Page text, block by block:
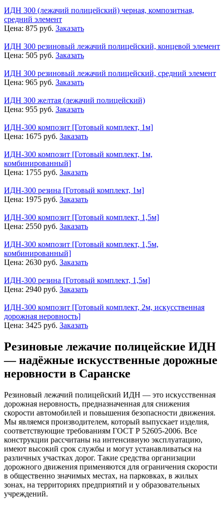
ИДН 300 (лежачий полицейский) черная, композитная,
средний элемент
Цена: 875 руб. Заказать
ИДН 300 резиновый лежачий полицейский, концевой элемент
Цена: 505 руб. Заказать
ИДН 300 резиновый лежачий полицейский, средний элемент
Цена: 965 руб. Заказать
ИДН 300 желтая (лежачий полицейский)
Цена: 955 руб. Заказать
ИДН-300 композит [Готовый комплект, 1м]
Цена: 1675 руб. Заказать
ИДН-300 композит [Готовый комплект, 1м,
комбинированный]
Цена: 1755 руб. Заказать
ИДН-300 резина [Готовый комплект, 1м]
Цена: 1975 руб. Заказать
ИДН-300 композит [Готовый комплект, 1,5м]
Цена: 2550 руб. Заказать
ИДН-300 композит [Готовый комплект, 1,5м,
комбинированный]
Цена: 2630 руб. Заказать
ИДН-300 резина [Готовый комплект, 1,5м]
Цена: 2940 руб. Заказать
ИДН-300 композит [Готовый комплект, 2м, искусственная
дорожная неровность]
Цена: 3425 руб. Заказать
Резиновые лежачие полицейские ИДН
— надёжные искусственные дорожные
неровности в Саранске
Резиновый лежачий полицейский ИДН — это искусственная
дорожная неровность, предназначенная для снижения
скорости автомобилей и повышения безопасности движения.
Мы являемся производителем, который выпускает изделия,
соответствующие требованиям ГОСТ Р 52605-2006. Все
конструкции рассчитаны на интенсивную эксплуатацию,
имеют высокий срок службы и могут устанавливаться на
различных участках дорог. Такие средства организации
дорожного движения применяются для ограничения скорости
в общественно значимых местах, на парковках, в жилых
зонах, на территориях предприятий и у образовательных
учреждений.